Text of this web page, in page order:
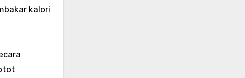
kalori